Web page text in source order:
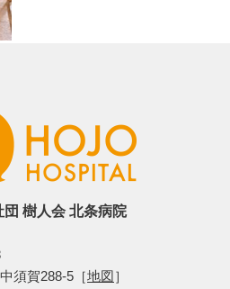
団 樹人会 北条病院
須賀288-5［地図］